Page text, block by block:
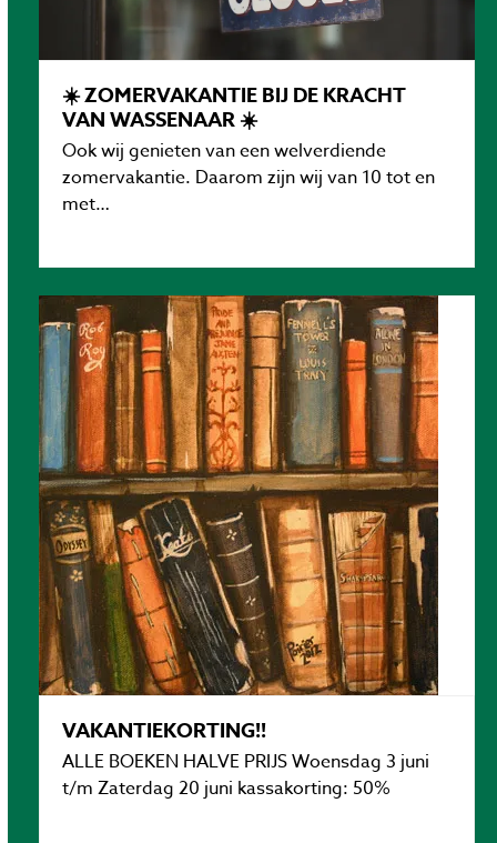
☀️ ZOMERVAKANTIE BIJ DE KRACHT
VAN WASSENAAR ☀️
Ook wij genieten van een welverdiende
zomervakantie. Daarom zijn wij van 10 tot en
met…
VAKANTIEKORTING!!
ALLE BOEKEN HALVE PRIJS Woensdag 3 juni
t/m Zaterdag 20 juni kassakorting: 50%